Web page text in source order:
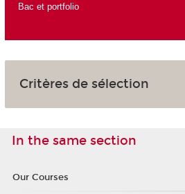
Bac et portfolio
Critères de sélection
In the same section
Our Courses